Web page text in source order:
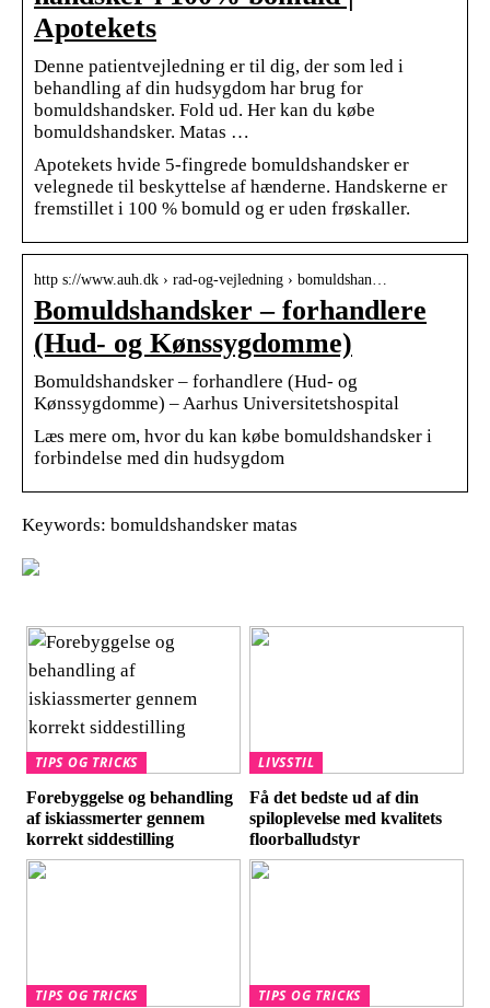
Apotekets
Denne patientvejledning er til dig, der som led i
behandling af din hudsygdom har brug for
bomuldshandsker. Fold ud. Her kan du købe
bomuldshandsker. Matas …
Apotekets hvide 5-fingrede bomuldshandsker er
velegnede til beskyttelse af hænderne. Handskerne er
fremstillet i 100 % bomuld og er uden frøskaller.
http s://www.auh.dk › rad-og-vejledning › bomuldshan…
Bomuldshandsker – forhandlere
(Hud- og Kønssygdomme)
Bomuldshandsker – forhandlere (Hud- og
Kønssygdomme) – Aarhus Universitetshospital
Læs mere om, hvor du kan købe bomuldshandsker i
forbindelse med din hudsygdom
Keywords: bomuldshandsker matas
TIPS OG TRICKS
Forebyggelse og behandling
af iskiassmerter gennem
korrekt siddestilling
LIVSSTIL
Få det bedste ud af din
spiloplevelse med kvalitets
floorballudstyr
TIPS OG TRICKS
TIPS OG TRICKS